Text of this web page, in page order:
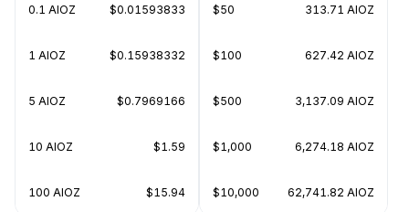
0.1 AIOZ $0.01593833
1 AIOZ $0.15938332
5 AIOZ $0.7969166
10 AIOZ $1.59
100 AIOZ $15.94
$50 313.71 AIOZ
$100 627.42 AIOZ
$500 3,137.09 AIOZ
$1,000 6,274.18 AIOZ
$10,000 62,741.82 AIOZ